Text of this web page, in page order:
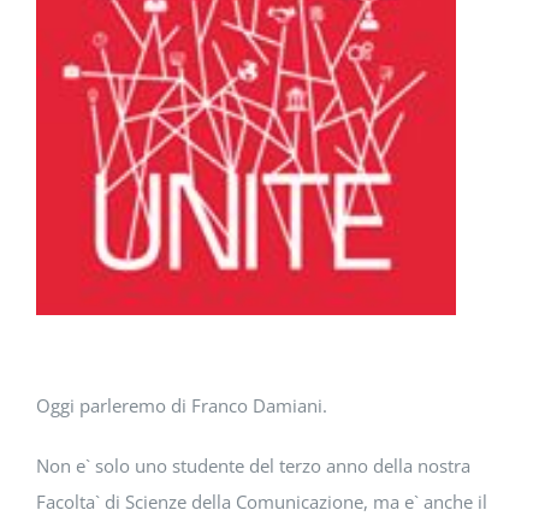
DOWNLOAD
SOSTENIBILITÀ
ACADEMY
Oggi parleremo di Franco Damiani.
Non e` solo uno studente del terzo anno della nostra
Facolta` di Scienze della Comunicazione, ma e` anche il